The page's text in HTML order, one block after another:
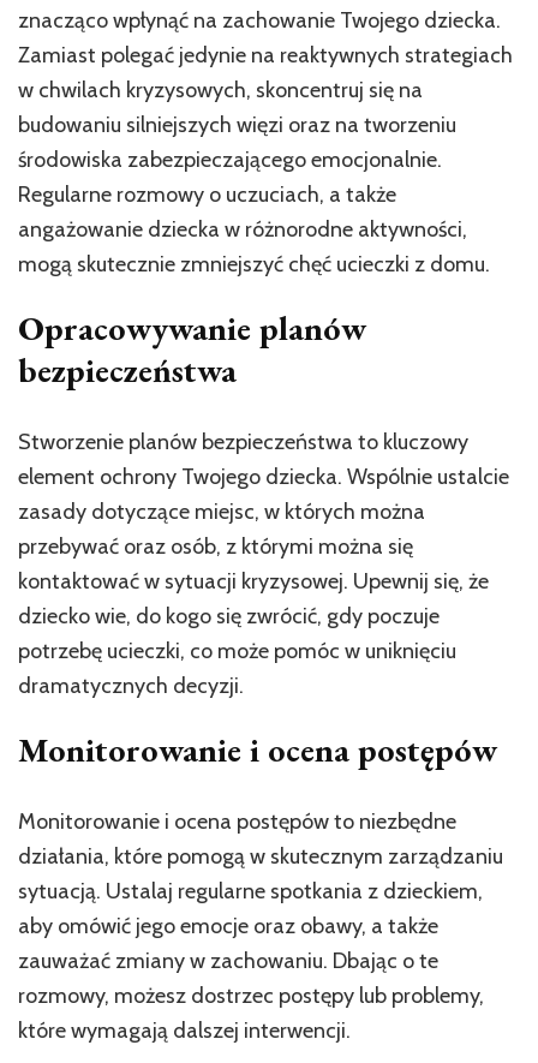
znacząco wpłynąć na zachowanie Twojego dziecka.
Zamiast polegać jedynie na reaktywnych strategiach
w chwilach kryzysowych, skoncentruj się na
budowaniu silniejszych więzi oraz na tworzeniu
środowiska zabezpieczającego emocjonalnie.
Regularne rozmowy o uczuciach, a także
angażowanie dziecka w różnorodne aktywności,
mogą skutecznie zmniejszyć chęć ucieczki z domu.
Opracowywanie planów
bezpieczeństwa
Stworzenie planów bezpieczeństwa to kluczowy
element ochrony Twojego dziecka. Wspólnie ustalcie
zasady dotyczące miejsc, w których można
przebywać oraz osób, z którymi można się
kontaktować w sytuacji kryzysowej. Upewnij się, że
dziecko wie, do kogo się zwrócić, gdy poczuje
potrzebę ucieczki, co może pomóc w uniknięciu
dramatycznych decyzji.
Monitorowanie i ocena postępów
Monitorowanie i ocena postępów to niezbędne
działania, które pomogą w skutecznym zarządzaniu
sytuacją. Ustalaj regularne spotkania z dzieckiem,
aby omówić jego emocje oraz obawy, a także
zauważać zmiany w zachowaniu. Dbając o te
rozmowy, możesz dostrzec postępy lub problemy,
które wymagają dalszej interwencji.